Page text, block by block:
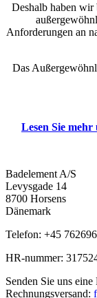
Deshalb haben wir
Anforderungen an
Das
Lesen Sie
Badelement A/S
Levysgade 14
8700 Horsens
Dänemark
Telefon: +45
HR-nummer:
Senden Sie uns
Rechnungsversand: